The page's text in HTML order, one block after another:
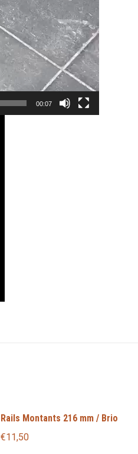
00:07
Rails Montants 216 mm / Brio
€11,50